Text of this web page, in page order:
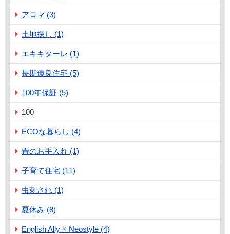
アロマ (3)
土地探し (1)
エキキターレ (1)
長期優良住宅 (5)
100年保証 (5)
100
ECOな暮らし (4)
畳のお手入れ (1)
子育て住宅 (11)
虫刺され (1)
夏休み (8)
English Ally × Neostyle (4)